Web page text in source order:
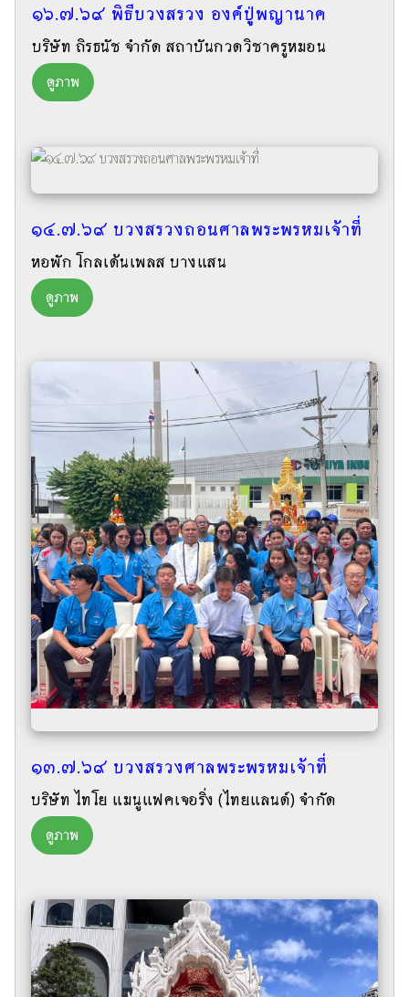
๑๖.๗.๖๙ พิธีบวงสรวง องค์ปู่พญานาค
บริษัท ถิรธนัช จำกัด สถาบันกวดวิชาครูหมอน
ดูภาพ
๑๔.๗.๖๙ บวงสรวงถอนศาลพระพรหมเจ้าที่
หอพัก โกลเด้นเพลส บางแสน
ดูภาพ
๑๓.๗.๖๙ บวงสรวงศาลพระพรหมเจ้าที่
บริษัท ไทโย แมนูแฟคเจอริ่ง (ไทยแลนด์) จำกัด
ดูภาพ